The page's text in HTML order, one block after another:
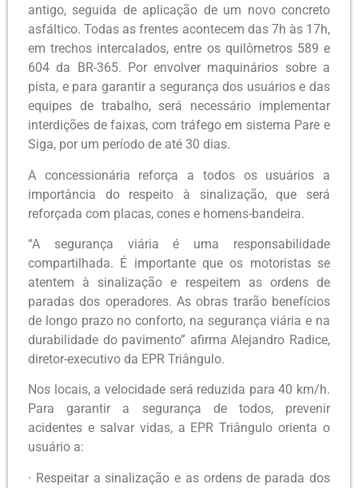
antigo, seguida de aplicação de um novo concreto
asfáltico. Todas as frentes acontecem das 7h às 17h,
em trechos intercalados, entre os quilômetros 589 e
604 da BR-365. Por envolver maquinários sobre a
pista, e para garantir a segurança dos usuários e das
equipes de trabalho, será necessário implementar
interdições de faixas, com tráfego em sistema Pare e
Siga, por um período de até 30 dias.
A concessionária reforça a todos os usuários a
importância do respeito à sinalização, que será
reforçada com placas, cones e homens-bandeira.
“A segurança viária é uma responsabilidade
compartilhada. É importante que os motoristas se
atentem à sinalização e respeitem as ordens de
paradas dos operadores. As obras trarão benefícios
de longo prazo no conforto, na segurança viária e na
durabilidade do pavimento” afirma Alejandro Radice,
diretor-executivo da EPR Triângulo.
Nos locais, a velocidade será reduzida para 40 km/h.
Para garantir a segurança de todos, prevenir
acidentes e salvar vidas, a EPR Triângulo orienta o
usuário a:
· Respeitar a sinalização e as ordens de parada dos